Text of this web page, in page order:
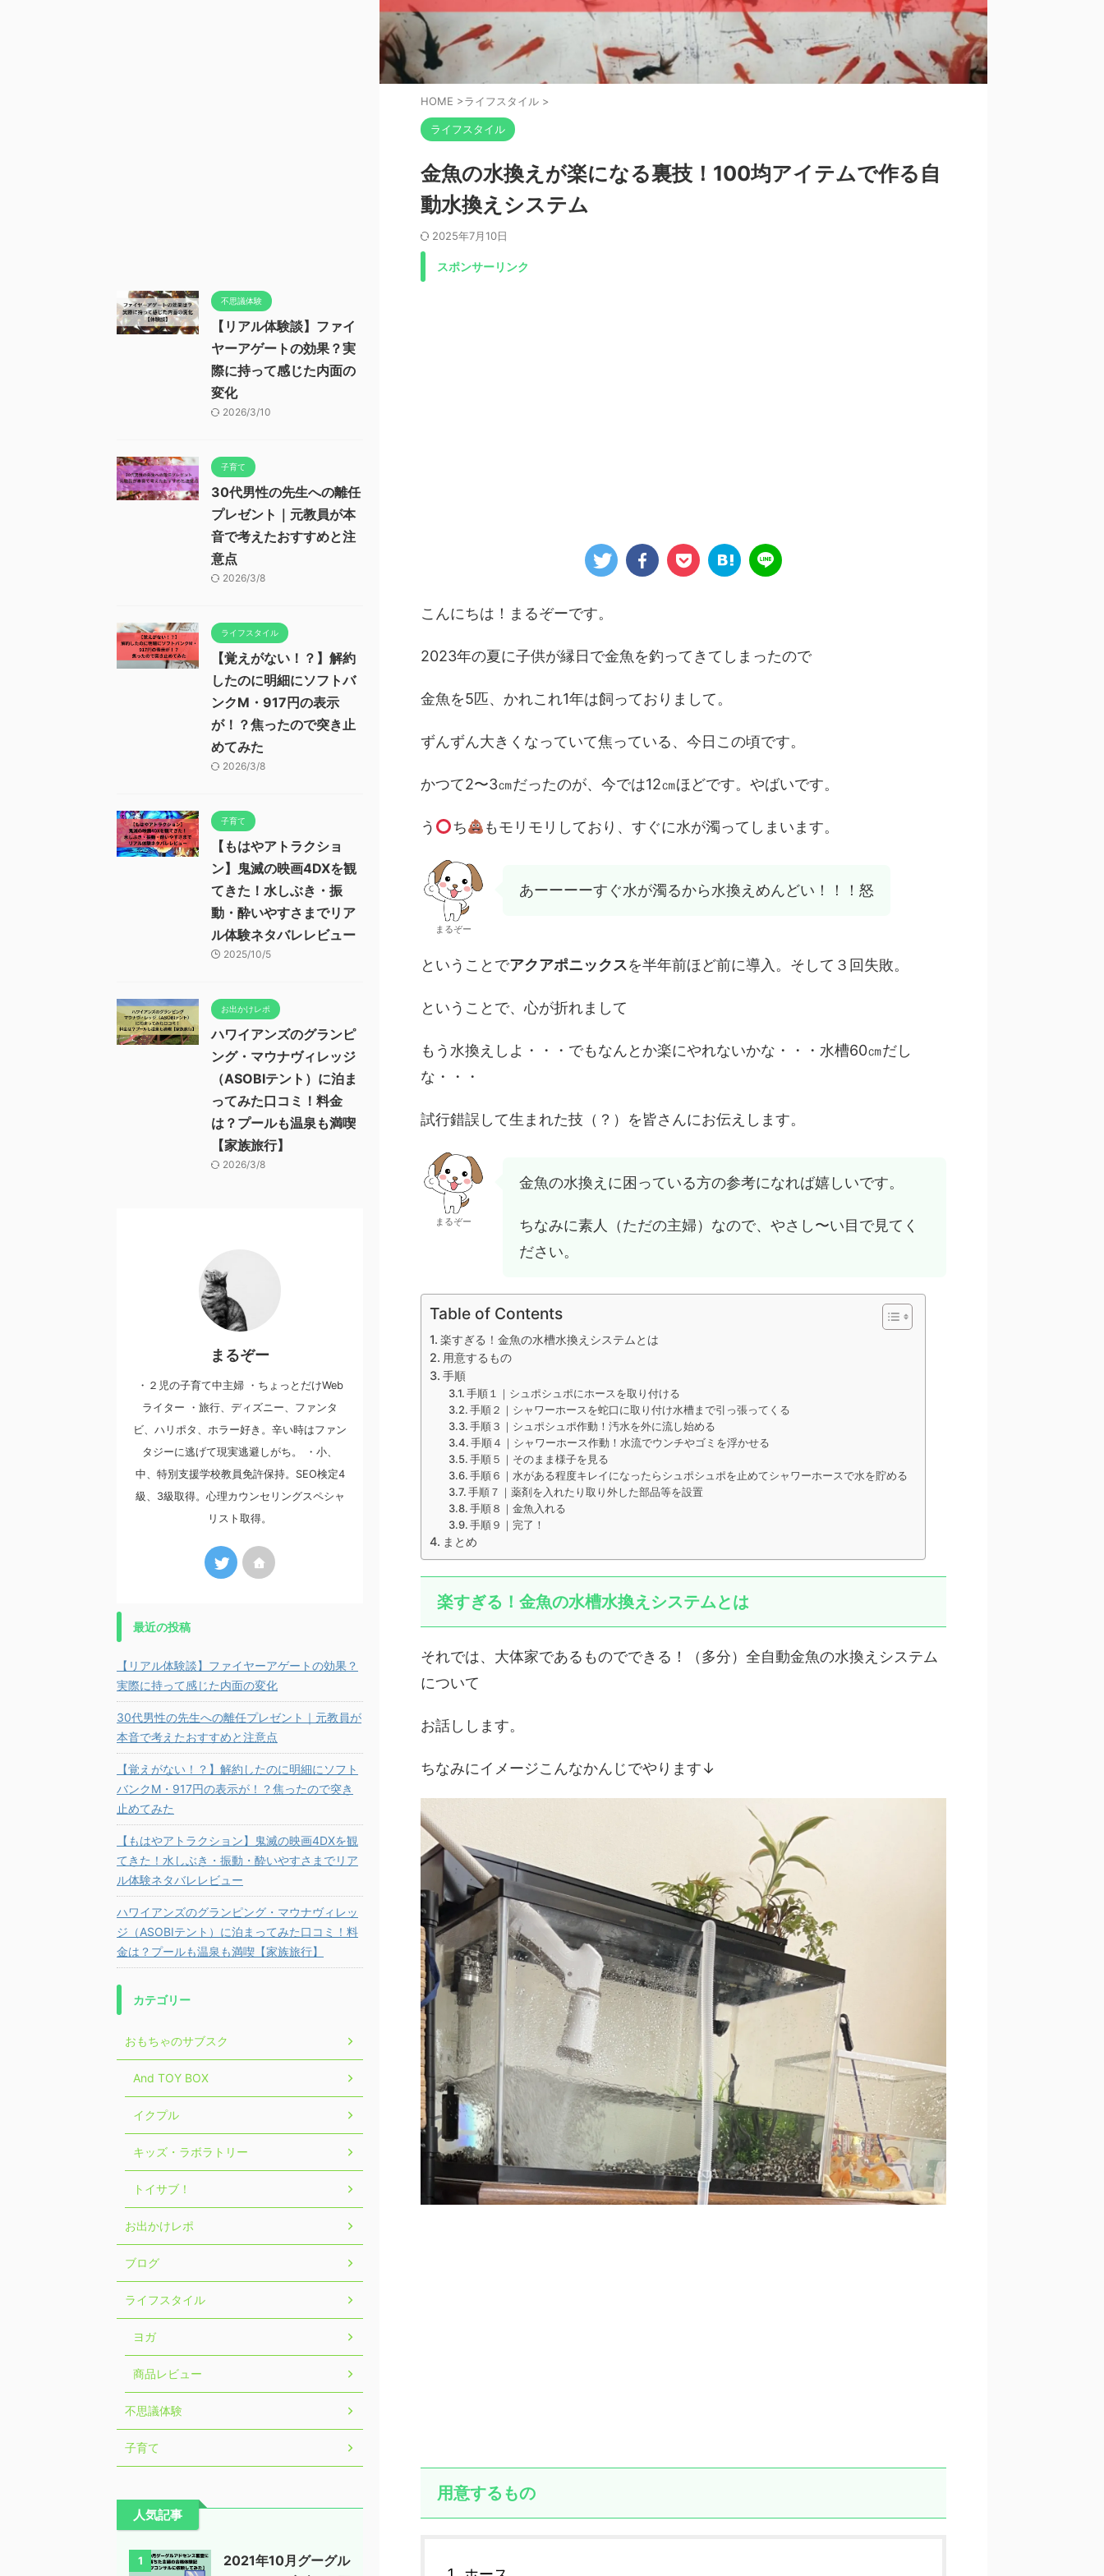
HOME >ライフスタイル >
ライフスタイル
金魚の水換えが楽になる裏技！100均アイテムで作る自
動水換えシステム
2025年7月10日
スポンサーリンク
こんにちは！まるぞーです。
2023年の夏に子供が縁日で金魚を釣ってきてしまったので
金魚を5匹、かれこれ1年は飼っておりまして。
ずんずん大きくなっていて焦っている、今日この頃です。
かつて2〜3㎝だったのが、今では12㎝ほどです。やばいです。
う ち もモリモリしており、すぐに水が濁ってしまいます。
まるぞー
あーーーーすぐ水が濁るから水換えめんどい！！！怒
ということでアクアポニックスを半年前ほど前に導入。そして３回失敗。
ということで、心が折れまして
もう水換えしよ・・・でもなんとか楽にやれないかな・・・水槽60㎝だし
な・・・
試行錯誤して生まれた技（？）を皆さんにお伝えします。
まるぞー
金魚の水換えに困っている方の参考になれば嬉しいです。
ちなみに素人（ただの主婦）なので、やさし〜い目で見てく
ださい。
Table of Contents
楽すぎる！金魚の水槽水換えシステムとは
用意するもの
手順
手順１｜シュポシュポにホースを取り付ける
手順２｜シャワーホースを蛇口に取り付け水槽まで引っ張ってくる
手順３｜シュポシュポ作動！汚水を外に流し始める
手順４｜シャワーホース作動！水流でウンチやゴミを浮かせる
手順５｜そのまま様子を見る
手順６｜水がある程度キレイになったらシュポシュポを止めてシャワーホースで水を貯める
手順７｜薬剤を入れたり取り外した部品等を設置
手順８｜金魚入れる
手順９｜完了！
まとめ
楽すぎる！金魚の水槽水換えシステムとは
それでは、大体家であるものでできる！（多分）全自動金魚の水換えシステム
について
お話しします。
ちなみにイメージこんなかんじでやります↓
用意するもの
不思議体験
【リアル体験談】ファイ
ヤーアゲートの効果？実
際に持って感じた内面の
変化
2026/3/10
子育て
30代男性の先生への離任
プレゼント｜元教員が本
音で考えたおすすめと注
意点
2026/3/8
ライフスタイル
【覚えがない！？】解約
したのに明細にソフトバ
ンクM・917円の表示
が！？焦ったので突き止
めてみた
2026/3/8
子育て
【もはやアトラクショ
ン】鬼滅の映画4DXを観
てきた！水しぶき・振
動・酔いやすさまでリア
ル体験ネタバレレビュー
2025/10/5
お出かけレポ
ハワイアンズのグランピ
ング・マウナヴィレッジ
（ASOBIテント）に泊ま
ってみた口コミ！料金
は？プールも温泉も満喫
【家族旅行】
2026/3/8
まるぞー
・２児の子育て中主婦 ・ちょっとだけWeb
ライター ・旅行、ディズニー、ファンタ
ビ、ハリポタ、ホラー好き。辛い時はファン
タジーに逃げて現実逃避しがち。 ・小、
中、特別支援学校教員免許保持。SEO検定4
級、3級取得。心理カウンセリングスペシャ
リスト取得。
最近の投稿
【リアル体験談】ファイヤーアゲートの効果？
実際に持って感じた内面の変化
30代男性の先生への離任プレゼント｜元教員が
本音で考えたおすすめと注意点
【覚えがない！？】解約したのに明細にソフト
バンクM・917円の表示が！？焦ったので突き
止めてみた
【もはやアトラクション】鬼滅の映画4DXを観
てきた！水しぶき・振動・酔いやすさまでリア
ル体験ネタバレレビュー
ハワイアンズのグランピング・マウナヴィレッ
ジ（ASOBIテント）に泊まってみた口コミ！料
金は？プールも温泉も満喫【家族旅行】
カテゴリー
おもちゃのサブスク
And TOY BOX
イクプル
キッズ・ラボラトリー
トイサブ！
お出かけレポ
ブログ
ライフスタイル
ヨガ
商品レビュー
不思議体験
子育て
人気記事
1
2021年10月グーグル